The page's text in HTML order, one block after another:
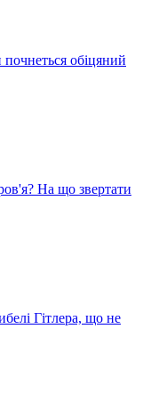
обіцяний
На що звертати
Гітлера, що не